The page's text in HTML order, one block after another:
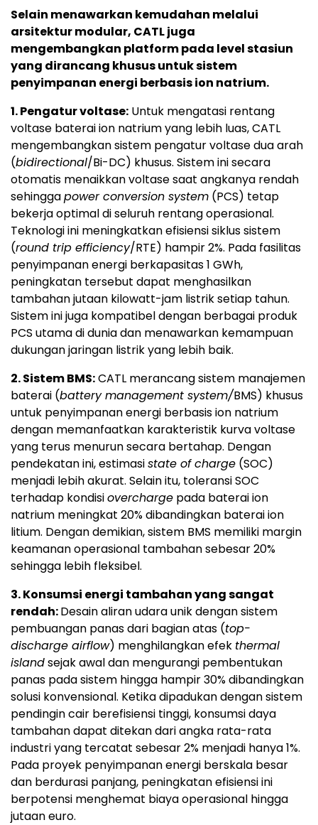
Selain menawarkan kemudahan melalui
arsitektur modular, CATL juga
mengembangkan platform pada level stasiun
yang dirancang khusus untuk sistem
penyimpanan energi berbasis ion natrium.
1. Pengatur voltase: Untuk mengatasi rentang
voltase baterai ion natrium yang lebih luas, CATL
mengembangkan sistem pengatur voltase dua arah
(bidirectional/Bi-DC) khusus. Sistem ini secara
otomatis menaikkan voltase saat angkanya rendah
sehinggapower conversion system (PCS) tetap
bekerja optimal di seluruh rentang operasional.
Teknologi ini meningkatkan efisiensi siklus sistem
(round trip efficiency/RTE) hampir 2%. Pada fasilitas
penyimpanan energi berkapasitas 1 GWh,
peningkatan tersebut dapat menghasilkan
tambahan jutaan kilowatt-jam listrik setiap tahun.
Sistem ini juga kompatibel dengan berbagai produk
PCS utama di dunia dan menawarkan kemampuan
dukungan jaringan listrik yang lebih baik.
2. Sistem BMS:CATL merancang sistem manajemen
baterai (battery management system/BMS) khusus
untuk penyimpanan energi berbasis ion natrium
dengan memanfaatkan karakteristik kurva voltase
yang terus menurun secara bertahap. Dengan
pendekatan ini, estimasistate of charge (SOC)
menjadi lebih akurat. Selain itu, toleransi SOC
terhadap kondisiovercharge pada baterai ion
natrium meningkat 20% dibandingkan baterai ion
litium. Dengan demikian, sistem BMS memiliki margin
keamanan operasional tambahan sebesar 20%
sehingga lebih fleksibel.
3. Konsumsi energi tambahan yang sangat
rendah:Desain aliran udara unik dengan sistem
pembuangan panas dari bagian atas (top-
discharge airflow) menghilangkan efek thermal
islandsejak awal dan mengurangi pembentukan
panas pada sistem hingga hampir 30% dibandingkan
solusi konvensional. Ketika dipadukan dengan sistem
pendingin cair berefisiensi tinggi, konsumsi daya
tambahan dapat ditekan dari angka rata-rata
industri yang tercatat sebesar 2% menjadi hanya 1%.
Pada proyek penyimpanan energi berskala besar
dan berdurasi panjang, peningkatan efisiensi ini
berpotensi menghemat biaya operasional hingga
jutaan euro.